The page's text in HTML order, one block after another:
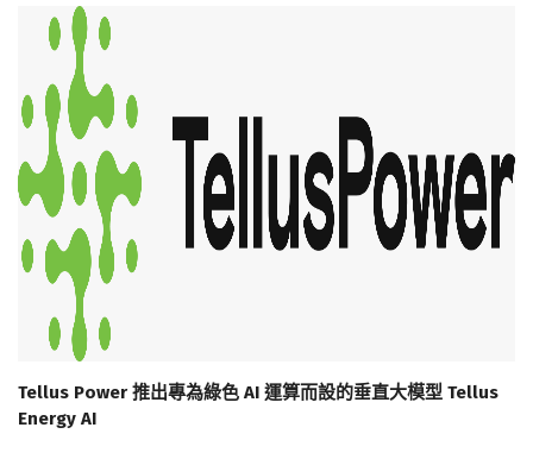
Tellus Power 推出專為綠色 AI 運算而設的垂直大模型 Tellus
Energy AI